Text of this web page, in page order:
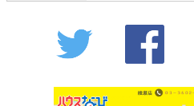
Twitter